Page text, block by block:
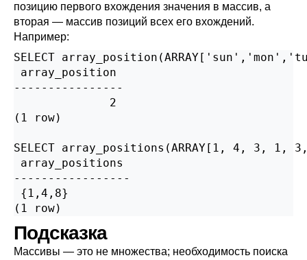
позицию первого вхождения значения в массив, а
вторая — массив позиций всех его вхождений.
Например:
SELECT
array_position
----------------
              2
(1 row)
SELECT array_positions(ARRAY[1, 4, 3,
array_positions
-----------------
{1,4,8}
(1 row)
Подсказка
Массивы — это не множества; необходимость поиска